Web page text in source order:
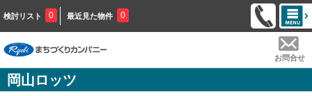
検討リスト 0 最近見た物件 0
お問合せ
岡山ロッツ